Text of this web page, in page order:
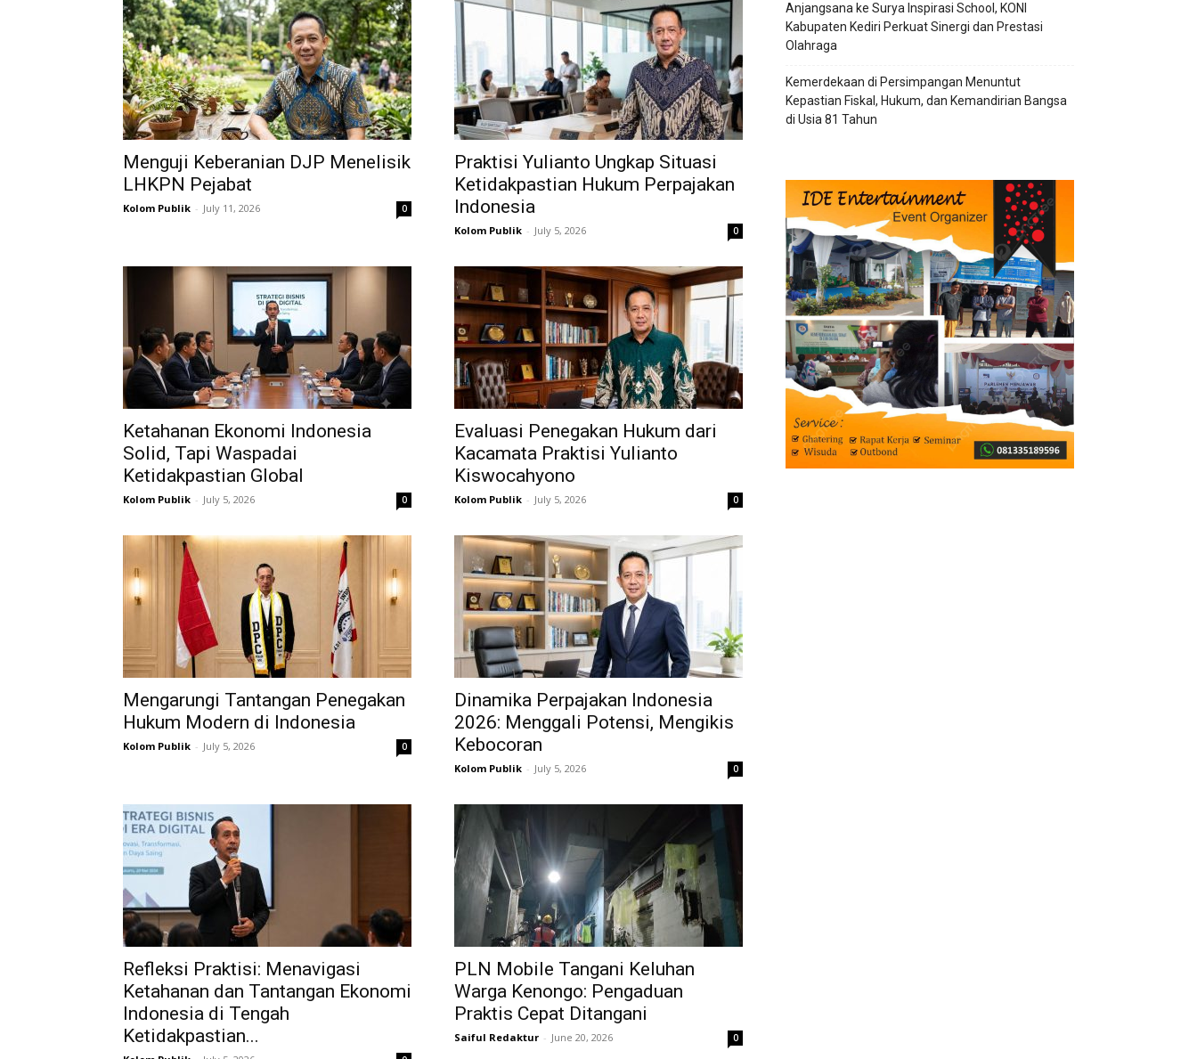
Menguji Keberanian DJP Menelisik
LHKPN Pejabat
Kolom Publik - July 11, 2026 0
Praktisi Yulianto Ungkap Situasi
Ketidakpastian Hukum Perpajakan
Indonesia
Kolom Publik - July 5, 2026 0
Ketahanan Ekonomi Indonesia
Solid, Tapi Waspadai
Ketidakpastian Global
Kolom Publik - July 5, 2026 0
Evaluasi Penegakan Hukum dari
Kacamata Praktisi Yulianto
Kiswocahyono
Kolom Publik - July 5, 2026 0
Mengarungi Tantangan Penegakan
Hukum Modern di Indonesia
Kolom Publik - July 5, 2026 0
Dinamika Perpajakan Indonesia
2026: Menggali Potensi, Mengikis
Kebocoran
Kolom Publik - July 5, 2026 0
Refleksi Praktisi: Menavigasi
Ketahanan dan Tantangan Ekonomi
Indonesia di Tengah
Ketidakpastian...
PLN Mobile Tangani Keluhan
Warga Kenongo: Pengaduan
Praktis Cepat Ditangani
Saiful Redaktur - June 20, 2026 0
Anjangsana ke Surya Inspirasi School, KONI
Kabupaten Kediri Perkuat Sinergi dan Prestasi
Olahraga
Kemerdekaan di Persimpangan Menuntut
Kepastian Fiskal, Hukum, dan Kemandirian Bangsa
di Usia 81 Tahun